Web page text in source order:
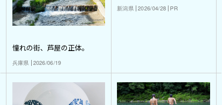
憧れの街、芦屋の正体。
兵庫県 2026/06/19
新潟県 2026/04/28 PR